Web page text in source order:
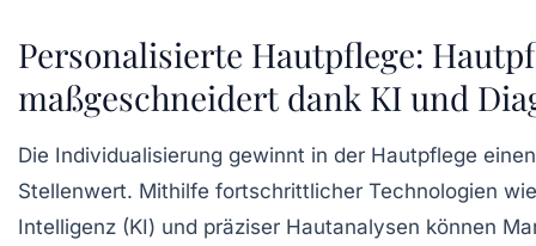
Personalisierte Hautpflege:
maßgeschneidert dank KI und
Die Individualisierung gewinnt in der Hautpflege
Stellenwert. Mithilfe fortschrittlicher Technologien
Intelligenz (KI) und präziser Hautanalysen können